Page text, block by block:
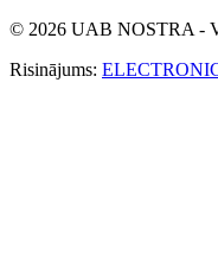
© 2026 UAB NOSTRA -
Risinājums: